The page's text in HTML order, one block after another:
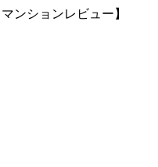
ンションレビュー】